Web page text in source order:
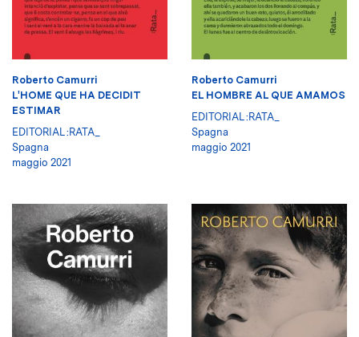
Roberto Camurri
L'HOME QUE HA DECIDIT
ESTIMAR
EDITORIAL :RATA_
Spagna
maggio 2021
Roberto Camurri
EL HOMBRE AL QUE AMAMOS
EDITORIAL :RATA_
Spagna
maggio 2021